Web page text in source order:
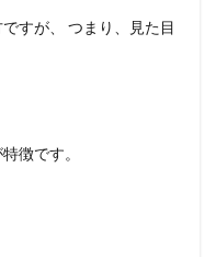
すが、 つまり、見た目
徴です。